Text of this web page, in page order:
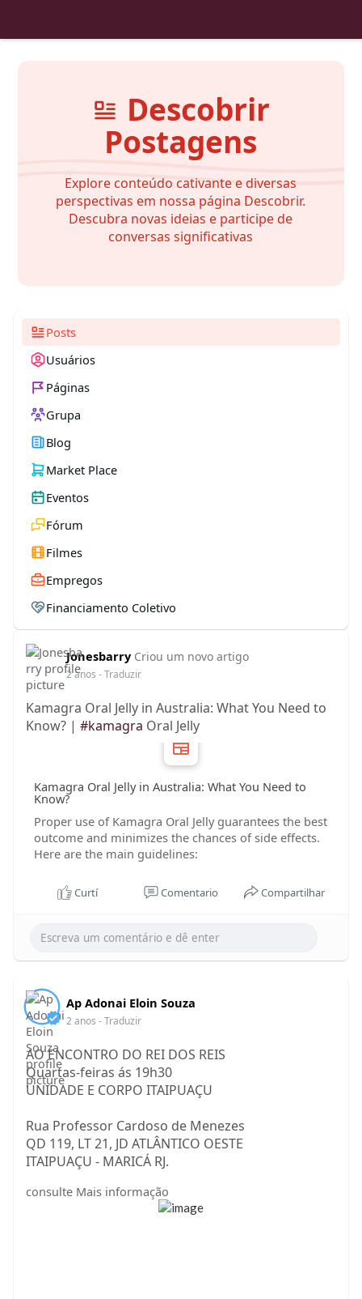
Descobrir
Postagens
Explore conteúdo cativante e diversas
perspectivas em nossa página Descobrir.
Descubra novas ideias e participe de
conversas significativas
Posts
Usuários
Páginas
Grupa
Blog
Market Place
Eventos
Fórum
Filmes
Empregos
Financiamento Coletivo
Jonesbarry Criou um novo artigo
2 anos - Traduzir
Kamagra Oral Jelly in Australia: What You Need to
Know? | #kamagra Oral Jelly
Kamagra Oral Jelly in Australia: What You Need to
Know?
Proper use of Kamagra Oral Jelly guarantees the best
outcome and minimizes the chances of side effects.
Here are the main guidelines:
Curtí Comentario Compartilhar
Ap Adonai Eloin Souza
2 anos - Traduzir
AO ENCONTRO DO REI DOS REIS
Quartas-feiras ás 19h30
UNIDADE E CORPO ITAIPUAÇU
Rua Professor Cardoso de Menezes
QD 119, LT 21, JD ATLÂNTICO OESTE
ITAIPUAÇU - MARICÁ RJ.
Isaías 55:6
Buscai o Senhor enquanto se pode achar, invocai-o
consulte Mais informação